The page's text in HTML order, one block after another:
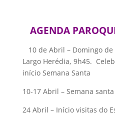
AGENDA
10 de Abril – Domingo de
Largo Herédia, 9h45.
início Semana Santa
10-17 Abril – Semana santa
24 Abril – Início visitas do